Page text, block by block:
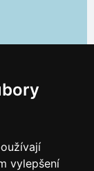
vylepšení